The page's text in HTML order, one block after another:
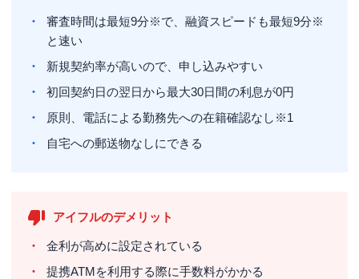
審査時間は最短9分※で、融資スピードも最短9分※
と速い
新規契約率が高いので、申し込みやすい
初回契約日の翌日から最大30日間の利息が0円
原則、電話による勤務先への在籍確認なし※1
自宅への郵送物なしにできる
アイフルのデメリット
金利が高めに設定されている
提携ATMを利用する際に手数料がかかる